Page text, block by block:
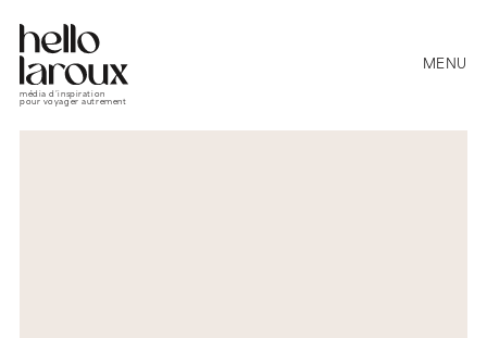
média d’inspiration
pour voyager autrement
MENU